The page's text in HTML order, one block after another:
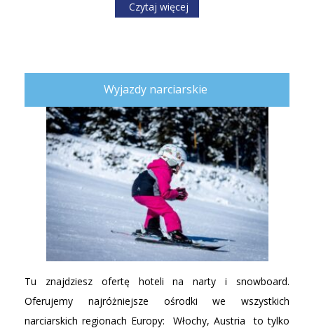
Czytaj więcej
Wyjazdy narciarskie
Tu znajdziesz ofertę hoteli na narty i snowboard.
Oferujemy najróżniejsze ośrodki we wszystkich
narciarskich regionach Europy: Włochy, Austria to tylko